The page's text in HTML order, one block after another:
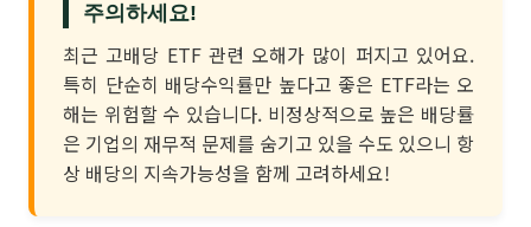
주의하세요!
최근 고배당 ETF 관련 오해가 많이 퍼지고 있어요.
특히 단순히 배당수익률만 높다고 좋은 ETF라는 오
해는 위험할 수 있습니다. 비정상적으로 높은 배당률
은 기업의 재무적 문제를 숨기고 있을 수도 있으니 항
상 배당의 지속가능성을 함께 고려하세요!